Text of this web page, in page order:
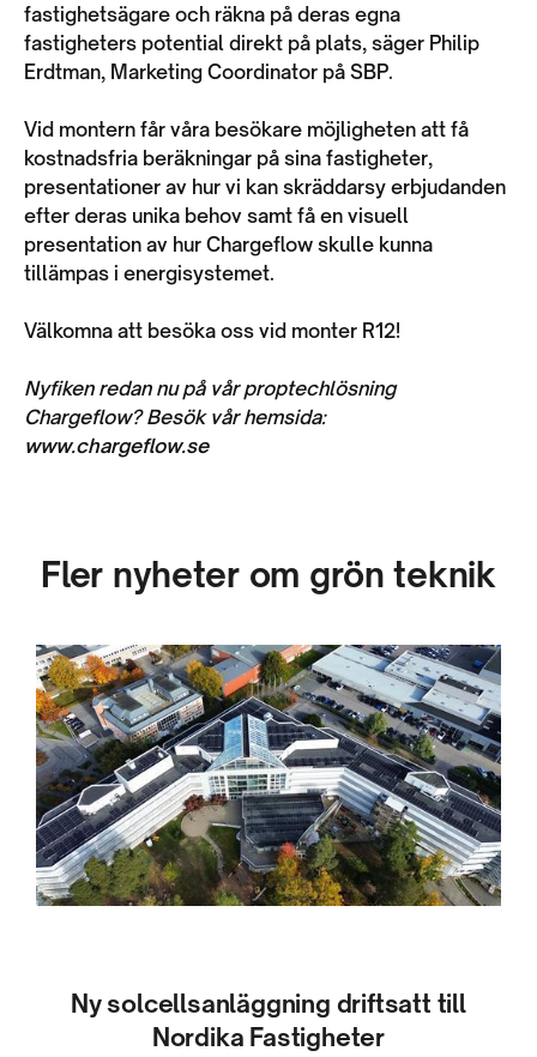
fastighetsägare och räkna på deras egna
fastigheters potential direkt på plats, säger Philip
Erdtman, Marketing Coordinator på SBP.
Vid montern får våra besökare möjligheten att få
kostnadsfria beräkningar på sina fastigheter,
presentationer av hur vi kan skräddarsy erbjudanden
efter deras unika behov samt få en visuell
presentation av hur Chargeflow skulle kunna
tillämpas i energisystemet.
Välkomna att besöka oss vid monter R12!
Nyfiken redan nu på vår proptechlösning
Chargeflow? Besök vår hemsida:
www.chargeflow.se
Fler nyheter om grön teknik
Ny solcellsanläggning driftsatt till
Nordika Fastigheter